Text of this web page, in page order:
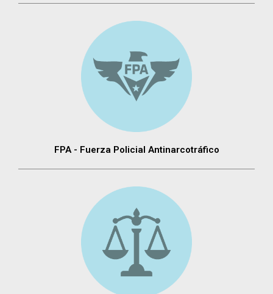
FPA - Fuerza Policial Antinarcotráfico